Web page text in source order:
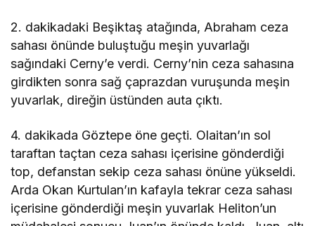
2. dakikadaki Beşiktaş atağında, Abraham ceza
sahası önünde buluştuğu meşin yuvarlağı
sağındaki Cerny’e verdi. Cerny’nin ceza sahasına
girdikten sonra sağ çaprazdan vuruşunda meşin
yuvarlak, direğin üstünden auta çıktı.
4. dakikada Göztepe öne geçti. Olaitan’ın sol
taraftan taçtan ceza sahası içerisine gönderdiği
top, defanstan sekip ceza sahası önüne yükseldi.
Arda Okan Kurtulan’ın kafayla tekrar ceza sahası
içerisine gönderdiği meşin yuvarlak Heliton’un